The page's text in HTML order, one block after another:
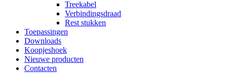
Treekabel
Verbindingsdraad
Rest stukken
Toepassingen
Downloads
Koopjeshoek
Nieuwe producten
Contacten